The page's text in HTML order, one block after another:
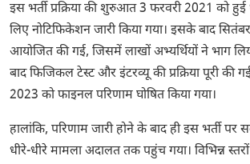
इस भर्ती प्रक्रिया की शुरुआत 3 फरवरी 2021 को
लिए नोटिफिकेशन जारी किया गया। इसके बाद
आयोजित की गई, जिसमें लाखों अभ्यर्थियों ने भाग
बाद फिजिकल टेस्ट और इंटरव्यू की प्रक्रिया पूरी
2023 को फाइनल परिणाम घोषित किया गया।
हालांकि, परिणाम जारी होने के बाद ही इस भर्ती
धीरे-धीरे मामला अदालत तक पहुंच गया। विभिन्न